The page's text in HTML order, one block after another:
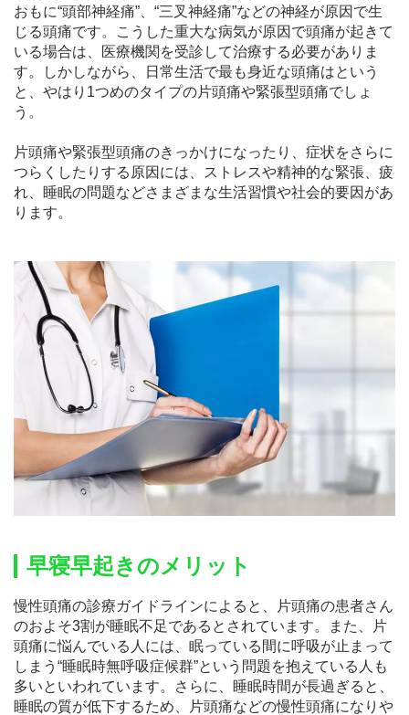
おもに“頭部神経痛”、“三叉神経痛”などの神経が原因で生
じる頭痛です。こうした重大な病気が原因で頭痛が起きて
いる場合は、医療機関を受診して治療する必要がありま
す。しかしながら、日常生活で最も身近な頭痛はという
と、やはり1つめのタイプの片頭痛や緊張型頭痛でしょ
う。
片頭痛や緊張型頭痛のきっかけになったり、症状をさらに
つらくしたりする原因には、ストレスや精神的な緊張、疲
れ、睡眠の問題などさまざまな生活習慣や社会的要因があ
ります。
早寝早起きのメリット
慢性頭痛の診療ガイドラインによると、片頭痛の患者さん
のおよそ3割が睡眠不足であるとされています。また、片
頭痛に悩んでいる人には、眠っている間に呼吸が止まって
しまう“睡眠時無呼吸症候群”という問題を抱えている人も
多いといわれています。さらに、睡眠時間が長過ぎると、
睡眠の質が低下するため、片頭痛などの慢性頭痛になりや